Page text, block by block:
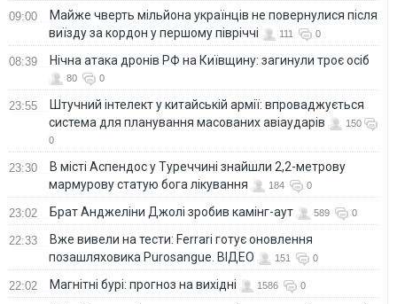
09:00
Майже чверть мільйона українців не повернулися після
виїзду за кордон у першому півріччі
111 0
08:39 Нічна атака дронів РФ на Київщину: загинули троє осіб
80 0
23:55
Штучний інтелект у китайській армії: впроваджується
система для планування масованих авіаударів
150
0
23:30
В місті Аспендос у Туреччині знайшли 2,2-метрову
мармурову статую бога лікування
184 0
23:02 Брат Анджеліни Джолі зробив камінг-аут 589 0
22:33
Вже вивели на тести: Ferrari готує оновлення
позашляховика Purosangue. ВІДЕО
151 0
22:02 Магнітні бурі: прогноз на вихідні 1586 0